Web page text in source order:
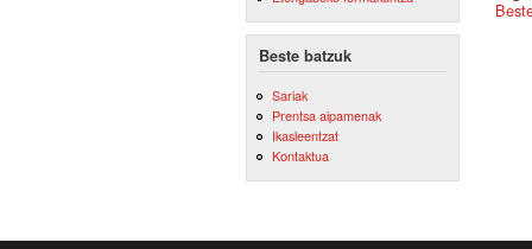
Beste batzuk
Sariak
Prentsa aipamenak
Ikasleentzat
Kontaktua